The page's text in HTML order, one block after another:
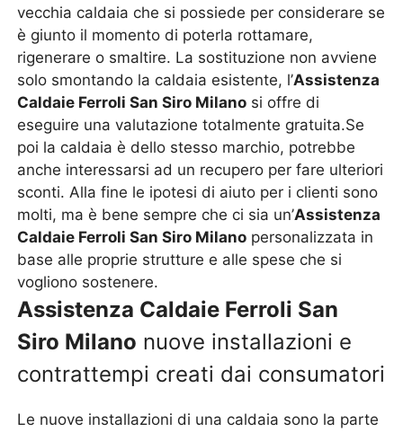
vecchia caldaia che si possiede per considerare se
è giunto il momento di poterla rottamare,
rigenerare o smaltire. La sostituzione non avviene
solo smontando la caldaia esistente, l’Assistenza
Caldaie Ferroli San Siro Milano si offre di
eseguire una valutazione totalmente gratuita.Se
poi la caldaia è dello stesso marchio, potrebbe
anche interessarsi ad un recupero per fare ulteriori
sconti. Alla fine le ipotesi di aiuto per i clienti sono
molti, ma è bene sempre che ci sia un’Assistenza
Caldaie Ferroli San Siro Milano personalizzata in
base alle proprie strutture e alle spese che si
vogliono sostenere.
Assistenza Caldaie Ferroli San
Siro Milano nuove installazioni e
contrattempi creati dai consumatori
Le nuove installazioni di una caldaia sono la parte